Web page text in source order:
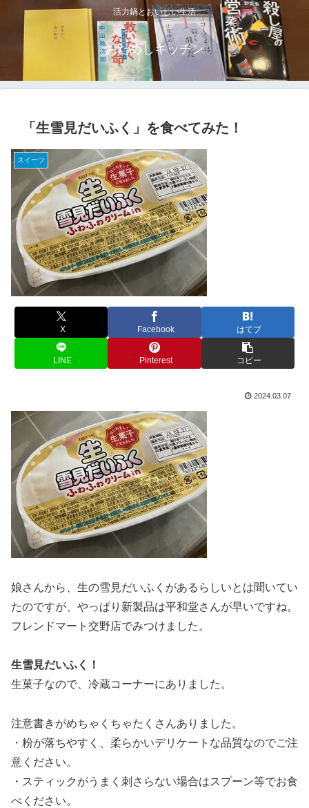
活力鍋とおいしい生活
おためしキッチン
「生雪見だいふく」を食べてみた！
スイーツ
X Facebook はてブ
LINE Pinterest コピー
2024.03.07
娘さんから、生の雪見だいふくがあるらしいとは聞いてい
たのですが、やっぱり新製品は平和堂さんが早いですね。
フレンドマート交野店でみつけました。
生雪見だいふく！
生菓子なので、冷蔵コーナーにありました。
注意書きがめちゃくちゃたくさんありました。
・粉が落ちやすく、柔らかいデリケートな品質なのでご注
意ください。
・スティックがうまく刺さらない場合はスプーン等でお食
べください。